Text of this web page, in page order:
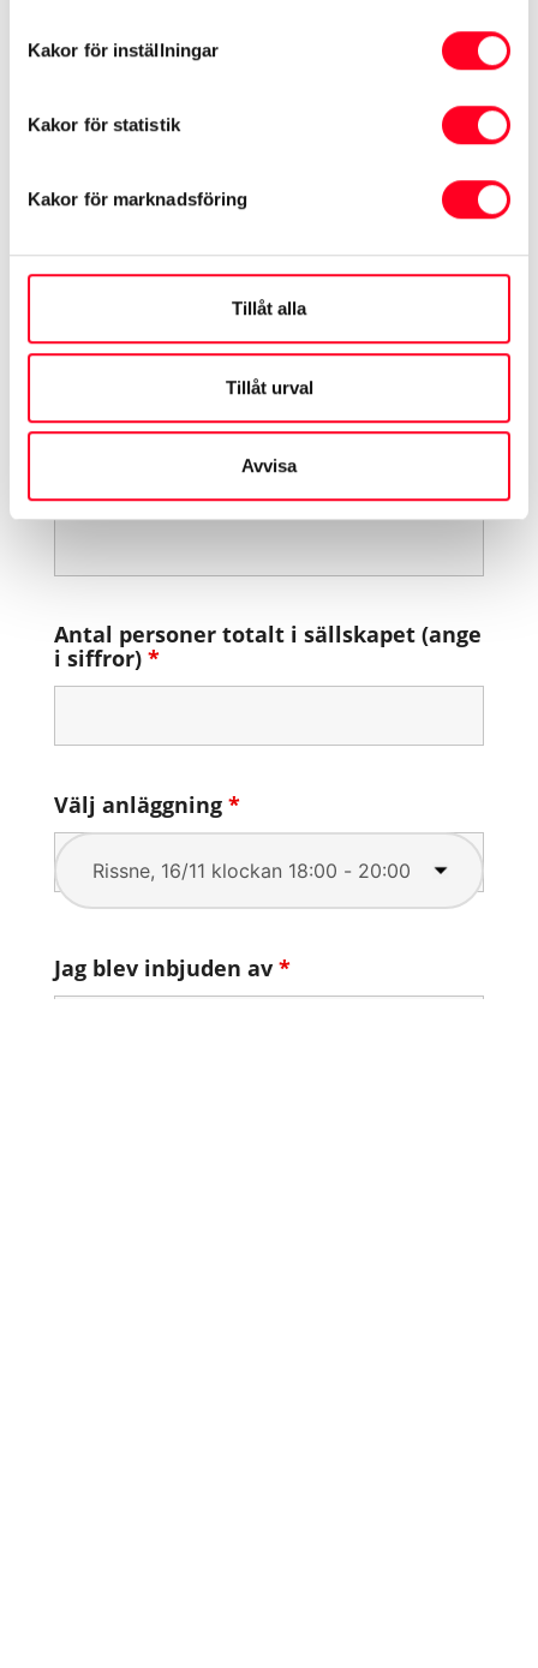
Kakor för inställningar
Kakor för statistik
Kakor för marknadsföring
Tillåt alla
Tillåt urval
Avvisa
Förnamn*
Efternamn*
Telefonnummer*
Antal personer totalt i sällskapet (ange
i siffror) *
Välj anläggning *
Jag blev inbjuden av *